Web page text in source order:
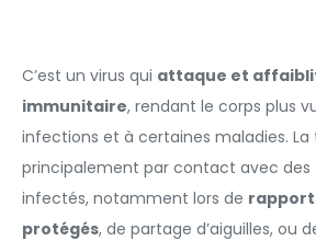
C’est un virus qui attaque et
immunitaire, rendant le corps plus
infections et à certaines maladies.
principalement par contact avec des
infectés, notamment lors de
protégés, de partage d’aiguilles, ou